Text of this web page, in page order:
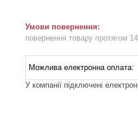
повернення товару протягом 14
У компанії підключені